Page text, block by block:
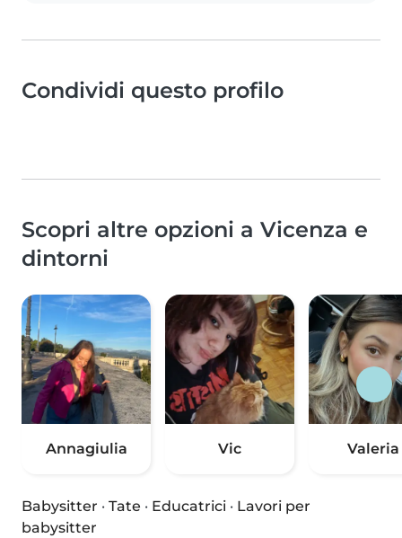
Condividi questo profilo
Scopri altre opzioni a Vicenza e
dintorni
Annagiulia Vic Valeria
Babysitter · Tate · Educatrici · Lavori per
babysitter